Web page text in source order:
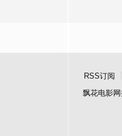
RSS订阅
飘花电影网